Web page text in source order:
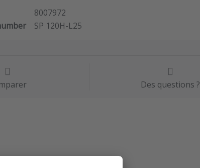
8007972
SP 120H-L25
Des questions ?